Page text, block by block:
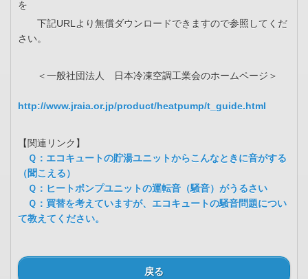
を
下記URLより無償ダウンロードできますので参照してくだ
さい。
＜一般社団法人 日本冷凍空調工業会のホームページ＞
http://www.jraia.or.jp/product/heatpump/t_guide.html
【関連リンク】
Ｑ：エコキュートの貯湯ユニットからこんなときに音がする
（聞こえる）
Ｑ：ヒートポンプユニットの運転音（騒音）がうるさい
Ｑ：買替を考えていますが、エコキュートの騒音問題につい
て教えてください。
戻る